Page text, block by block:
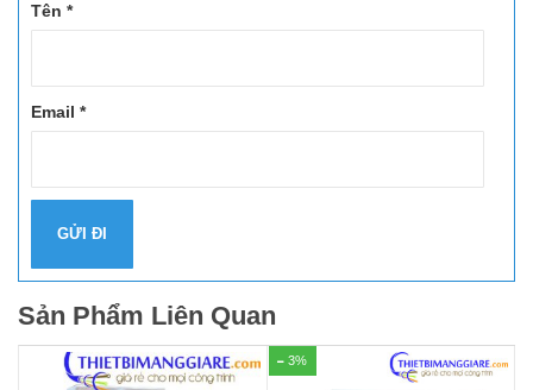
Tên *
Email *
Sản Phẩm Liên Quan
3%